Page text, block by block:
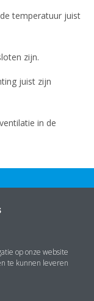
temperatuur juist
zijn.
juist zijn
in de
op onze website
te kunnen leveren